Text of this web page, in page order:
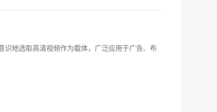
识地选取高清视频作为载体，广泛应用于广告、布